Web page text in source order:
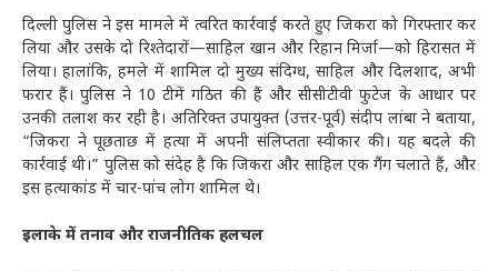
दिल्ली पुलिस ने इस मामले में त्वरित कार्रवाई करते हुए जिकरा को गिरफ्तार कर
लिया और उसके दो रिश्तेदारों—साहिल खान और रिहान मिर्जा—को हिरासत में
लिया। हालांकि, हमले में शामिल दो मुख्य संदिग्ध, साहिल और दिलशाद, अभी
फरार हैं। पुलिस ने 10 टीमें गठित की हैं और सीसीटीवी फुटेज के आधार पर
उनकी तलाश कर रही है। अतिरिक्त उपायुक्त (उत्तर-पूर्व) संदीप लांबा ने बताया,
“जिकरा ने पूछताछ में हत्या में अपनी संलिप्तता स्वीकार की। यह बदले की
कार्रवाई थी।” पुलिस को संदेह है कि जिकरा और साहिल एक गैंग चलाते हैं, और
इस हत्याकांड में चार-पांच लोग शामिल थे।
इलाके में तनाव और राजनीतिक हलचल